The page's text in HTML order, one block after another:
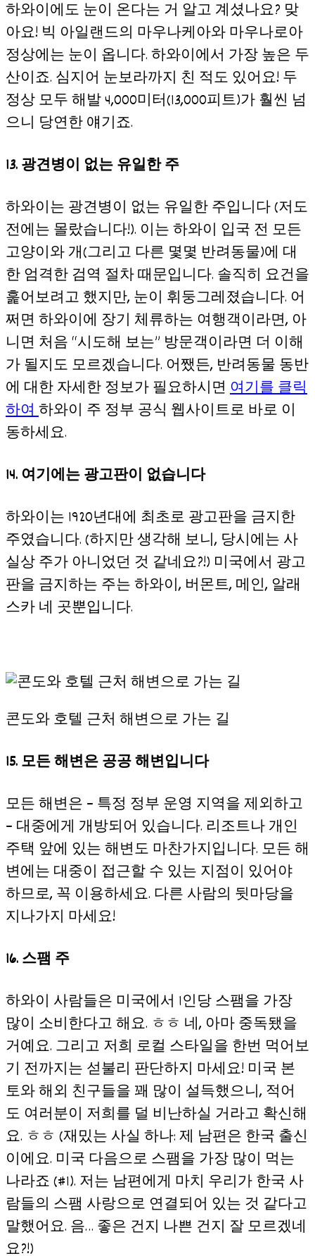
하와이에도 눈이 온다는 거 알고 계셨나요? 맞
아요! 빅 아일랜드의 마우나케아와 마우나로아
정상에는 눈이 옵니다. 하와이에서 가장 높은 두
산이죠. 심지어 눈보라까지 친 적도 있어요! 두
정상 모두 해발 4,000미터(13,000피트)가 훨씬 넘
으니 당연한 얘기죠.
13. 광견병이 없는 유일한 주
하와이는 광견병이 없는 유일한 주입니다 (저도
전에는 몰랐습니다!). 이는 하와이 입국 전 모든
고양이와 개(그리고 다른 몇몇 반려동물)에 대
한 엄격한 검역 절차 때문입니다. 솔직히 요건을
훑어보려고 했지만, 눈이 휘둥그레졌습니다. 어
쩌면 하와이에 장기 체류하는 여행객이라면, 아
니면 처음 “시도해 보는” 방문객이라면 더 이해
가 될지도 모르겠습니다. 어쨌든, 반려동물 동반
에 대한 자세한 정보가 필요하시면 여기를 클릭
하여하와이 주 정부 공식 웹사이트로 바로 이
동하세요.
14. 여기에는 광고판이 없습니다
하와이는 1920년대에 최초로 광고판을 금지한
주였습니다. (하지만 생각해 보니, 당시에는 사
실상 주가 아니었던 것 같네요?!) 미국에서 광고
판을 금지하는 주는 하와이, 버몬트, 메인, 알래
스카 네 곳뿐입니다.
콘도와 호텔 근처 해변으로 가는 길
15. 모든 해변은 공공 해변입니다
모든 해변은 – 특정 정부 운영 지역을 제외하고
– 대중에게 개방되어 있습니다. 리조트나 개인
주택 앞에 있는 해변도 마찬가지입니다. 모든 해
변에는 대중이 접근할 수 있는 지점이 있어야
하므로, 꼭 이용하세요. 다른 사람의 뒷마당을
지나가지 마세요!
16. 스팸 주
하와이 사람들은 미국에서 1인당 스팸을 가장
많이 소비한다고 해요. ㅎㅎ 네, 아마 중독됐을
거예요. 그리고 저희 로컬 스타일을 한번 먹어보
기 전까지는 섣불리 판단하지 마세요! 미국 본
토와 해외 친구들을 꽤 많이 설득했으니, 적어
도 여러분이 저희를 덜 비난하실 거라고 확신해
요. ㅎㅎ (재밌는 사실 하나: 제 남편은 한국 출신
이에요. 미국 다음으로 스팸을 가장 많이 먹는
나라죠 (#1). 저는 남편에게 마치 우리가 한국 사
람들의 스팸 사랑으로 연결되어 있는 것 같다고
말했어요. 음… 좋은 건지 나쁜 건지 잘 모르겠네
요?!)